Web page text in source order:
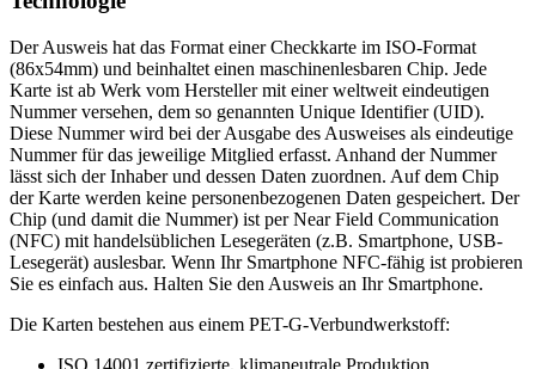
Der Ausweis hat das Format einer Checkkarte im ISO-Format
(86x54mm) und beinhaltet einen maschinenlesbaren Chip. Jede
Karte ist ab Werk vom Hersteller mit einer weltweit eindeutigen
Nummer versehen, dem so genannten Unique Identifier (UID).
Diese Nummer wird bei der Ausgabe des Ausweises als eindeutige
Nummer für das jeweilige Mitglied erfasst. Anhand der Nummer
lässt sich der Inhaber und dessen Daten zuordnen. Auf dem Chip
der Karte werden keine personenbezogenen Daten gespeichert. Der
Chip (und damit die Nummer) ist per Near Field Communication
(NFC) mit handelsüblichen Lesegeräten (z.B. Smartphone, USB-
Lesegerät) auslesbar. Wenn Ihr Smartphone NFC-fähig ist probieren
Sie es einfach aus. Halten Sie den Ausweis an Ihr Smartphone.
Die Karten bestehen aus einem PET-G-Verbundwerkstoff:
ISO 14001 zertifizierte, klimaneutrale Produktion